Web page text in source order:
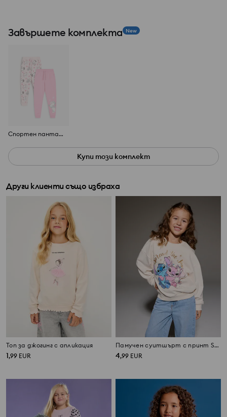
Завършете комплекта New
Спортен панталон Disney, 2 броя
Купи този комплект
Други клиенти също избраха
Топ за джогинг с апликация
1,99 EUR
Памучен суитшърт с принт Stitch
4,99 EUR